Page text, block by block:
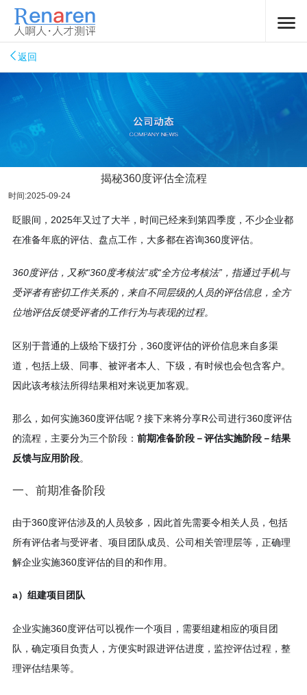
返回
揭秘360度评估全流程
时间:2025-09-24
眨眼间，2025年又过了大半，时间已经来到第四季度，不少企业都
在准备年底的评估、盘点工作，大多都在咨询360度评估。
360度评估，又称“360度考核法”或“全方位考核法”，指通过手机与
受评者有密切工作关系的，来自不同层级的人员的评估信息，全方
位地评估反馈受评者的工作行为与表现的过程。
区别于普通的上级给下级打分，360度评估的评价信息来自多渠
道，包括上级、同事、被评者本人、下级，有时候也会包含客户。
因此该考核法所得结果相对来说更加客观。
那么，如何实施360度评估呢？接下来将分享R公司进行360度评估
的流程，主要分为三个阶段： 前期准备阶段－评估实施阶段－结果
反馈与应用阶段。
一、前期准备阶段
由于360度评估涉及的人员较多，因此首先需要令相关人员，包括
所有评估者与受评者、项目团队成员、公司相关管理层等，正确理
解企业实施360度评估的目的和作用。
a）组建项目团队
企业实施360度评估可以视作一个项目，需要组建相应的项目团
队，确定项目负责人，方便实时跟进评估进度，监控评估过程，整
理评估结果等。